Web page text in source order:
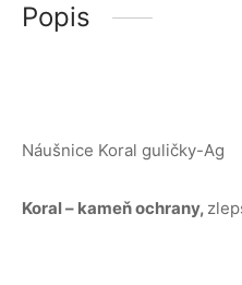
Popis
Náušnice Koral guličky-Ag
Koral – kameň ochrany,